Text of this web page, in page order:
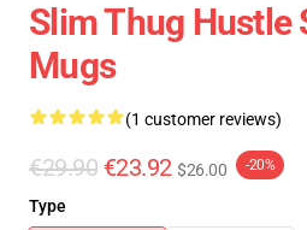
Slim Thug Hustle
Mugs
(1 customer reviews)
€29.90 €23.92 $26.00 -20%
Type